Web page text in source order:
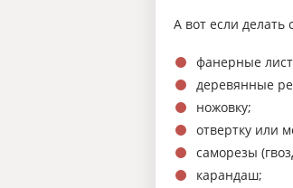
А вот если делать
фанерные
деревянные
ножовку;
отвертку или
саморезы
карандаш;